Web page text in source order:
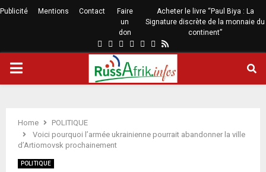
Publicité Mentions Contact
Faire
un
don
Acheter le livre “Paul Biya : La
Signature discrète de la monnaie du
continent”
Home
POLITIQUE
Voici pourquoi l’armée ukrainienne pourrait abandonner la ville
d’Artiomovsk prochainement
POLITIQUE